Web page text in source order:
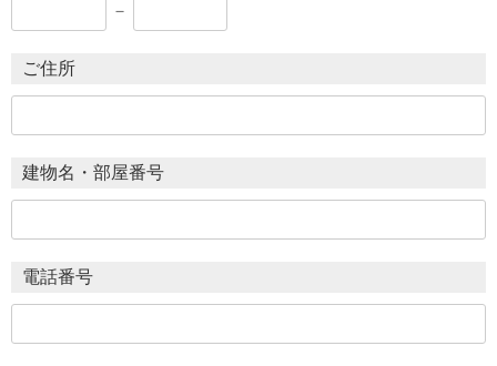
－
ご住所
建物名・部屋番号
電話番号